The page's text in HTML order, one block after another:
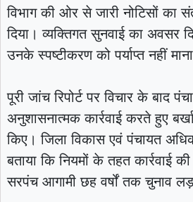
विभाग की ओर से जारी नोटिसों का
दिया। व्यक्तिगत सुनवाई का अवसर
उनके स्पष्टीकरण को पर्याप्त नहीं
पूरी जांच रिपोर्ट पर विचार के बाद
अनुशासनात्मक कार्रवाई करते हुए
किए। जिला विकास एवं पंचायत
बताया कि नियमों के तहत कार्रवाई
सरपंच आगामी छह वर्षों तक चुनाव